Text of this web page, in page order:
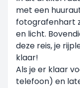
met een
fotografenhart
en licht.
deze reis, je
klaar!
Als je er klaar
telefoon) en